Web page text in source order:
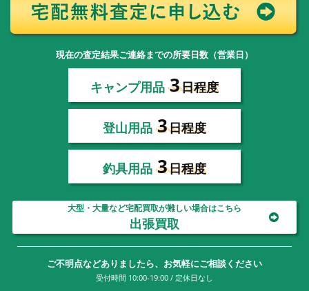
現在の査定結果ご連絡までの所要日数（営業日）
キャンプ用品 3日程度
登山用品 3日程度
釣具用品 3日程度
大型・大量など宅配買取が難しい場合はこちら
出張買取
ご不明点などありましたら、お気軽にご相談ください
受付時間 10:00-19:00 / 定休日なし